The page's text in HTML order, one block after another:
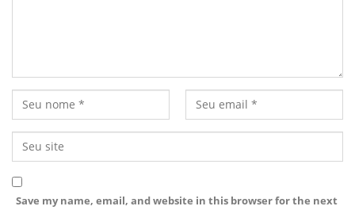
Save my name, email, and website in this browser for the next